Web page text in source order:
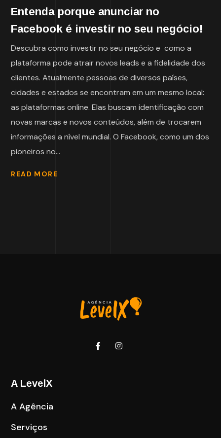
Entenda porque anunciar no
Facebook é investir no seu negócio!
Descubra como investir no seu negócio e como a
plataforma pode atrair novos leads e a fidelidade dos
clientes. Atualmente pessoas de diversos países,
cidades e estados se encontram em um mesmo local:
as plataformas online. Elas buscam identificação com
novas marcas e novos conteúdos, além de trocarem
informações a nível mundial. O Facebook, como um dos
pioneiros no...
READ MORE
A LevelX
A Agência
Serviços